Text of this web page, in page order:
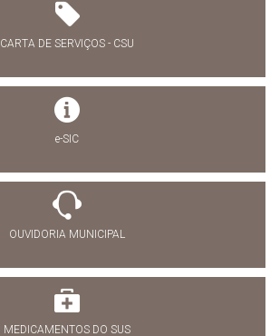
CARTA DE SERVIÇOS - CSU
e-SIC
OUVIDORIA MUNICIPAL
MEDICAMENTOS DO SUS